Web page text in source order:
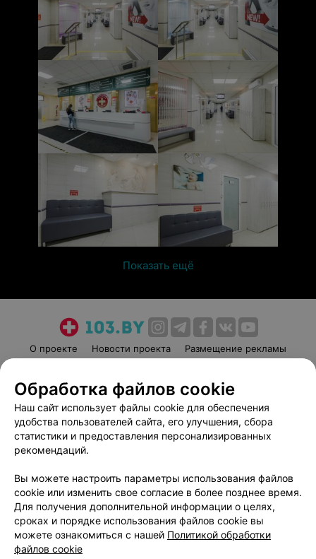
Показать ещё
О проекте Новости проекта
Размещение рекламы
Пользовательское соглашение
Способы оплаты
Вакансии
Партнеры
Написать руководителю 103.by
Обработка персональных данных
Обработка файлов cookie
Наш сайт использует файлы cookie для обеспечения
удобства пользователей сайта, его улучшения, сбора
статистики и предоставления персонализированных
рекомендаций.
Вы можете настроить параметры использования файлов
cookie или изменить свое согласие в более позднее время.
Для получения дополнительной информации о целях,
сроках и порядке использования файлов cookie вы
можете ознакомиться с нашей Политикой обработки
файлов cookie